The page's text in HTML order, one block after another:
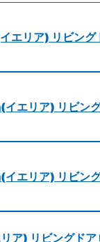
エリア) リビング
エリア) リビン
エリア) リビン
ア) リビングドア